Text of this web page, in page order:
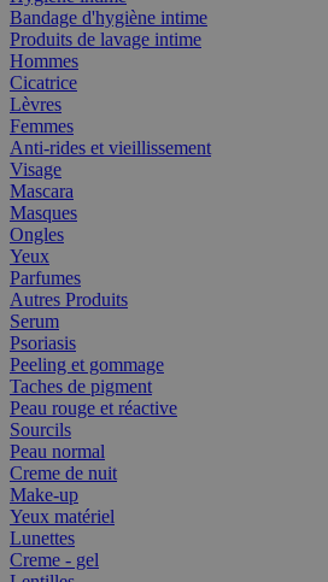
Bandage d'hygiène intime
Produits de lavage intime
Hommes
Cicatrice
Lèvres
Femmes
Anti-rides et vieillissement
Visage
Mascara
Masques
Ongles
Yeux
Parfumes
Autres Produits
Serum
Psoriasis
Peeling et gommage
Taches de pigment
Peau rouge et réactive
Sourcils
Peau normal
Creme de nuit
Make-up
Yeux matériel
Lunettes
Creme - gel